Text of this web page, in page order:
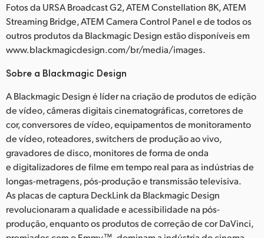
Fotos da URSA Broadcast G2, ATEM Constellation 8K, ATEM
Streaming Bridge, ATEM Camera Control Panel e de todos os
outros produtos da Blackmagic Design estão disponíveis em
www.blackmagicdesign.com/br/media/images.
Sobre a Blackmagic Design
A Blackmagic Design é líder na criação de produtos de edição
de vídeo, câmeras digitais cinematográficas, corretores de
cor, conversores de vídeo, equipamentos de monitoramento
de vídeo, roteadores, switchers de produção ao vivo,
gravadores de disco, monitores de forma de onda
e digitalizadores de filme em tempo real para as indústrias de
longas-metragens, pós-produção e transmissão televisiva.
As placas de captura DeckLink da Blackmagic Design
revolucionaram a qualidade e acessibilidade na pós-
produção, enquanto os produtos de correção de cor DaVinci,